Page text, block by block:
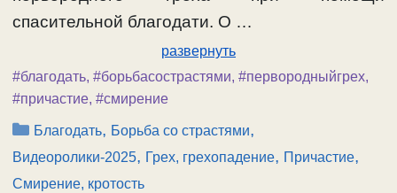
спасительной благодати. О …
развернуть
#благодать, #борьбасострастями, #первородныйгрех,
#причастие, #смирение
Рубрики
Благодать, Борьба со страстями,
Видеоролики-2025, Грех, грехопадение, Причастие,
Смирение, кротость